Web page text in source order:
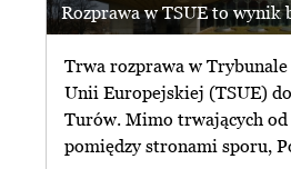
Rozprawa w TSUE to wynik
Trwa rozprawa w
Unii Europejskiej (TSUE)
Turów. Mimo trwających od
pomiędzy stronami sporu,